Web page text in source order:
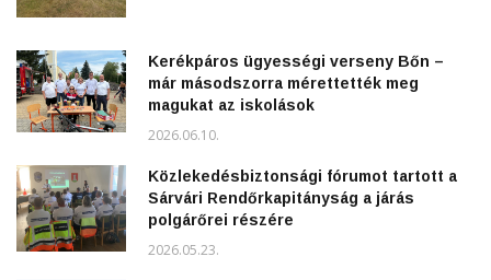
Kerékpáros ügyességi verseny Bőn –
már másodszorra mérettették meg
magukat az iskolások
2026.06.10.
Közlekedésbiztonsági fórumot tartott a
Sárvári Rendőrkapitányság a járás
polgárőrei részére
2026.05.23.